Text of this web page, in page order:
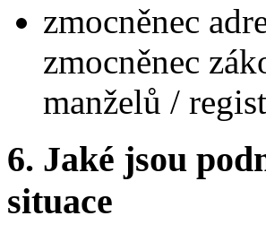
zmocněnec
zmocněnec
manželů /
6. Jaké jsou
situace